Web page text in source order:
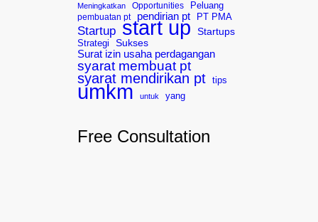
Meningkatkan Opportunities Peluang
pembuatan pt pendirian pt PT PMA
Startup start up Startups
Strategi
Sukses
Surat izin usaha perdagangan
syarat membuat pt
syarat mendirikan pt tips
umkm untuk yang
Free Consultation